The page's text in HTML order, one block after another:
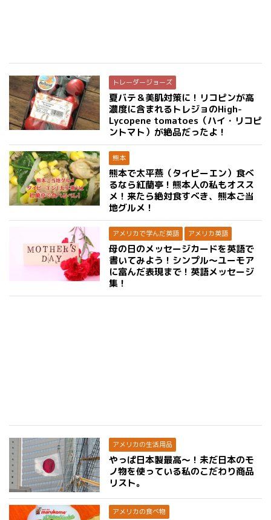
トレーダージョーズ
夏バテ＆美肌対策に！リコピンが高
濃度に含まれるトレジョのHigh-
Lycopene tomatoes（ハイ・リコピ
ントマト）が絶品だったよ！
熊本
熊本で太平燕（タイピーエン）食べ
るなら紅蘭亭！熊本人の私もオスス
メ！来たら絶対食すべき、熊本ご当
地グルメ！
アメリカで学んだ英語 アメリカ英語
母の日のメッセージカードを英語で
書いてみよう！シンプル〜ユーモア
に富んだ表現まで！英語メッセージ
集！
アメリカの生活用品
やっぱ日本製最高〜！未だ日本のモ
ノ物を使っている私のこだわり商品
リスト。
アメリカの食べ物